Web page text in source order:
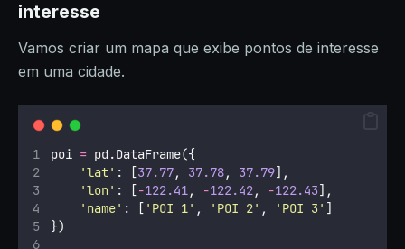
interesse
Vamos criar um mapa que exibe pontos de interesse
em uma cidade.
poi = pd.DataFrame({
'lat' : [37.77, 37.78, 37.79],
'lon' : [-122.41, -122.42, -122.43],
' name' : [ ' POI 1' , ' POI 2' , ' POI 3 ' ]
})